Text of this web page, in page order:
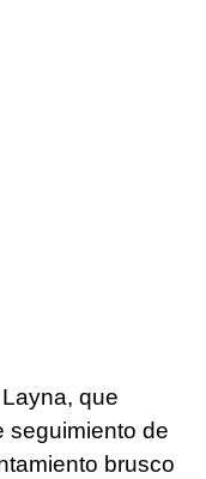
que
seguimiento de
brusco